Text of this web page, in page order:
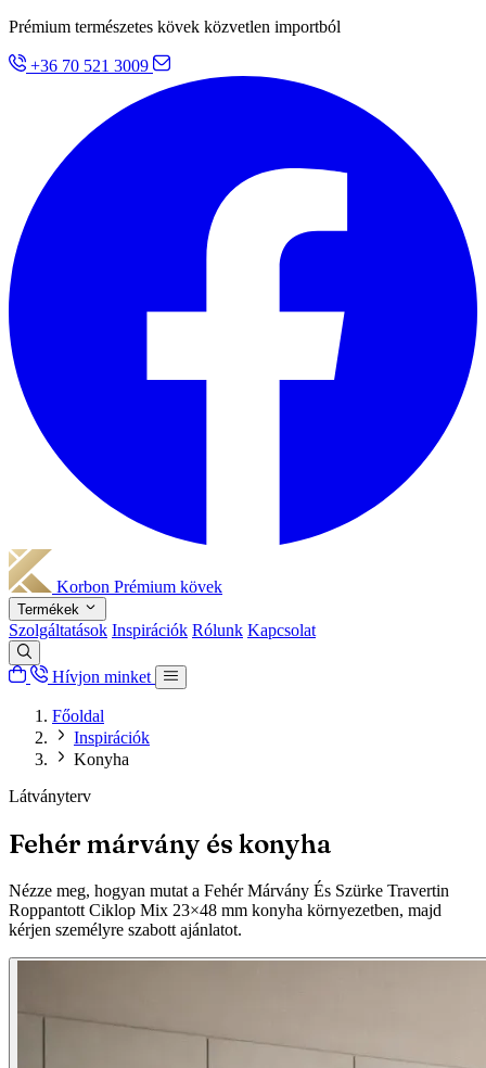
Prémium természetes kövek közvetlen importból
+36 70 521 3009
Korbon Prémium kövek
Termékek
Szolgáltatások Inspirációk Rólunk Kapcsolat
Hívjon minket
Főoldal
Inspirációk
Konyha
Látványterv
Fehér márvány és konyha
Nézze meg, hogyan mutat a Fehér Márvány És Szürke Travertin
Roppantott Ciklop Mix 23×48 mm konyha környezetben, majd
kérjen személyre szabott ajánlatot.